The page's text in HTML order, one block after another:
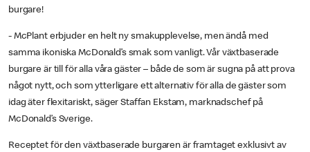
burgare!
- McPlant erbjuder en helt ny smakupplevelse, men ändå med
samma ikoniska McDonald’s smak som vanligt. Vår växtbaserade
burgare är till för alla våra gäster – både de som är sugna på att prova
något nytt, och som ytterligare ett alternativ för alla de gäster som
idag äter flexitariskt, säger Staffan Ekstam, marknadschef på
McDonald’s Sverige.
Receptet för den växtbaserade burgaren är framtaget exklusivt av